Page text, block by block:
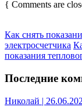
{ Comments are
Как снять
электросчетчика
показания
Последние
Николай |